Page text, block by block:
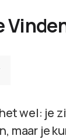
wel: je
maar je